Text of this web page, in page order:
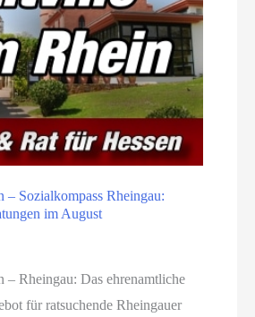
– Sozialkompass Rheingau:
im August
– Rheingau: Das ehrenamtliche
für ratsuchende Rheingauer